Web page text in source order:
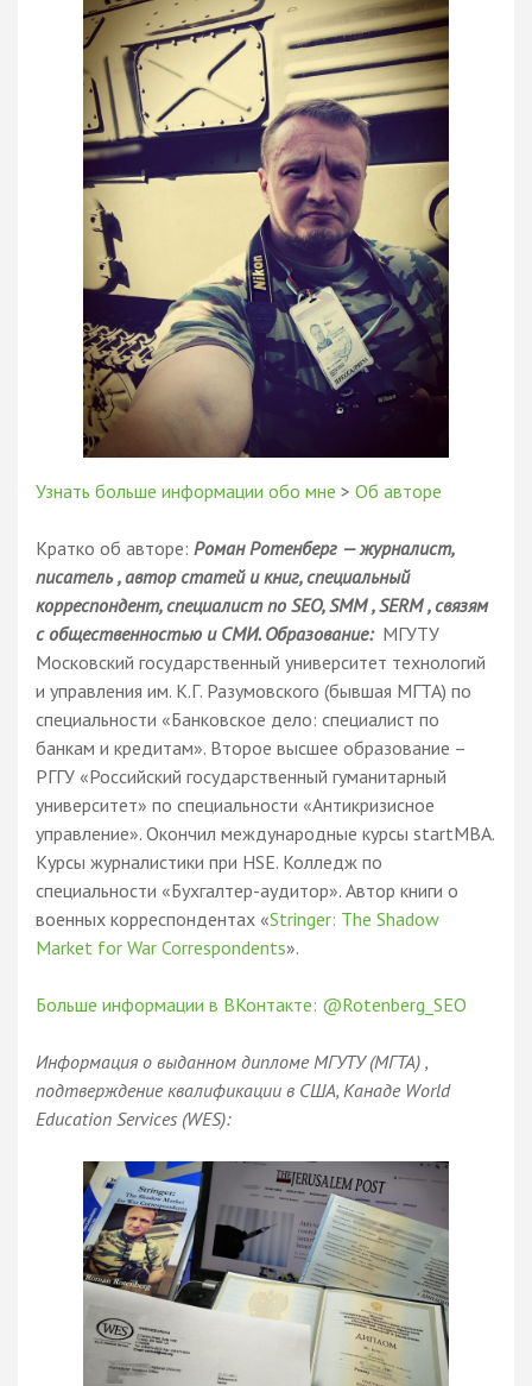
Узнать больше информации обо мне > Об авторе
Кратко об авторе: Роман Ротенберг — журналист,
писатель , автор статей и книг, специальный
корреспондент, специалист по SEO, SMM , SERM , связям
с общественностью и СМИ. Образование:МГУТУ
Московский государственный университет технологий
и управления им. К.Г. Разумовского (бывшая МГТА) по
специальности «Банковское дело: специалист по
банкам и кредитам». Второе высшее образование –
РГГУ «Российский государственный гуманитарный
университет» по специальности «Антикризисное
управление». Окончил международные курсы startMBA.
Курсы журналистики при HSE. Колледж по
специальности «Бухгалтер-аудитор». Автор книги о
военных корреспондентах «Stringer: The Shadow
Market for War Correspondents».
Больше информации в ВКонтакте: @Rotenberg_SEO
Информация о выданном дипломе МГУТУ (МГТА) ,
подтверждение квалификации в США, Канаде World
Education Services (WES):